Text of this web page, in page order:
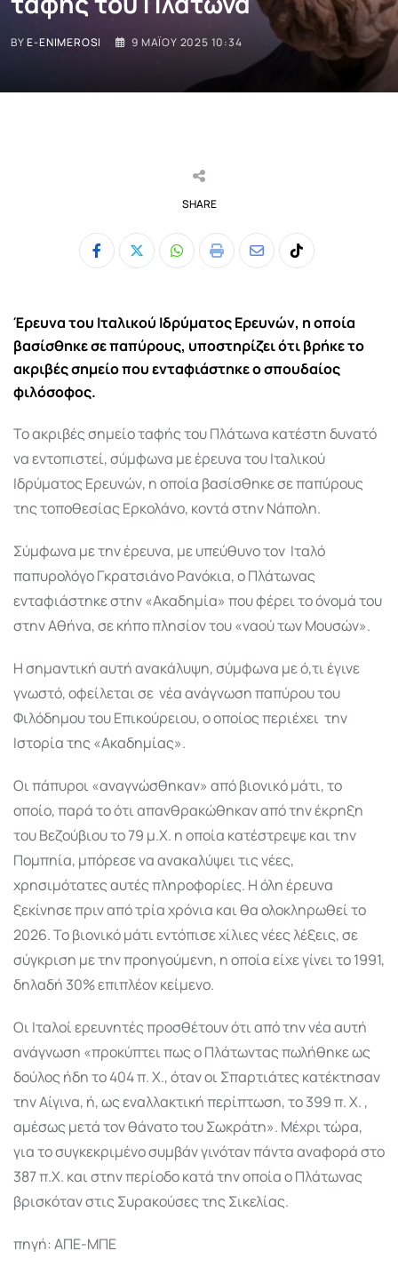
BYE-ENIMEROSI 9 ΜΑΪ́ΟΥ 2025 10:34
SHARE
Whatsapp
Print
ShareTiktok
Έρευνα του Ιταλικού Ιδρύματος Ερευνών, η οποία
βασίσθηκε σε παπύρους, υποστηρίζει ότι βρήκε το
ακριβές σημείο που ενταφιάστηκε ο σπουδαίος
φιλόσοφος.
Το ακριβές σημείο ταφής του Πλάτωνα κατέστη δυνατό
να εντοπιστεί, σύμφωνα με έρευνα του Ιταλικού
Ιδρύματος Ερευνών, η οποία βασίσθηκε σε παπύρους
της τοποθεσίας Ερκολάνο, κοντά στην Νάπολη.
Σύμφωνα με την έρευνα, με υπεύθυνο τον Ιταλό
παπυρολόγο Γκρατσιάνο Ρανόκια, ο Πλάτωνας
ενταφιάστηκε στην «Ακαδημία» που φέρει το όνομά του
στην Αθήνα, σε κήπο πλησίον του «ναού των Μουσών».
Η σημαντική αυτή ανακάλυψη, σύμφωνα με ό,τι έγινε
γνωστό, οφείλεται σε νέα ανάγνωση παπύρου του
Φιλόδημου του Επικούρειου, ο οποίος περιέχει την
Ιστορία της «Ακαδημίας».
Οι πάπυροι «αναγνώσθηκαν» από βιονικό μάτι, το
οποίο, παρά το ότι απανθρακώθηκαν από την έκρηξη
του Βεζούβιου το 79 μ.Χ. η οποία κατέστρεψε και την
Πομπηία, μπόρεσε να ανακαλύψει τις νέες,
χρησιμότατες αυτές πληροφορίες. Η όλη έρευνα
ξεκίνησε πριν από τρία χρόνια και θα ολοκληρωθεί το
2026. Το βιονικό μάτι εντόπισε χίλιες νέες λέξεις, σε
σύγκριση με την προηγούμενη, η οποία είχε γίνει το 1991,
δηλαδή 30% επιπλέον κείμενο.
Οι Ιταλοί ερευνητές προσθέτουν ότι από την νέα αυτή
ανάγνωση «προκύπτει πως ο Πλάτωντας πωλήθηκε ως
δούλος ήδη το 404 π. Χ., όταν οι Σπαρτιάτες κατέκτησαν
την Αίγινα, ή, ως εναλλακτική περίπτωση, το 399 π. Χ. ,
αμέσως μετά τον θάνατο του Σωκράτη». Μέχρι τώρα,
για το συγκεκριμένο συμβάν γινόταν πάντα αναφορά στο
387 π.Χ. και στην περίοδο κατά την οποία ο Πλάτωνας
βρισκόταν στις Συρακούσες της Σικελίας.
πηγή: ΑΠΕ-ΜΠΕ